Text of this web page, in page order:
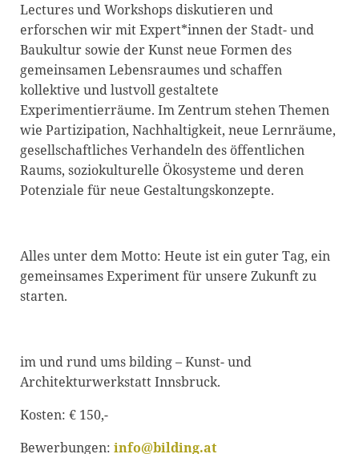
Lectures und Workshops diskutieren und
erforschen wir mit Expert*innen der Stadt- und
Baukultur sowie der Kunst neue Formen des
gemeinsamen Lebensraumes und schaffen
kollektive und lustvoll gestaltete
Experimentierräume. Im Zentrum stehen Themen
wie Partizipation, Nachhaltigkeit, neue Lernräume,
gesellschaftliches Verhandeln des öffentlichen
Raums, soziokulturelle Ökosysteme und deren
Potenziale für neue Gestaltungskonzepte.
Alles unter dem Motto: Heute ist ein guter Tag, ein
gemeinsames Experiment für unsere Zukunft zu
starten.
im und rund ums bilding – Kunst- und
Architekturwerkstatt Innsbruck.
Kosten: € 150,-
Bewerbungen: info@bilding.at